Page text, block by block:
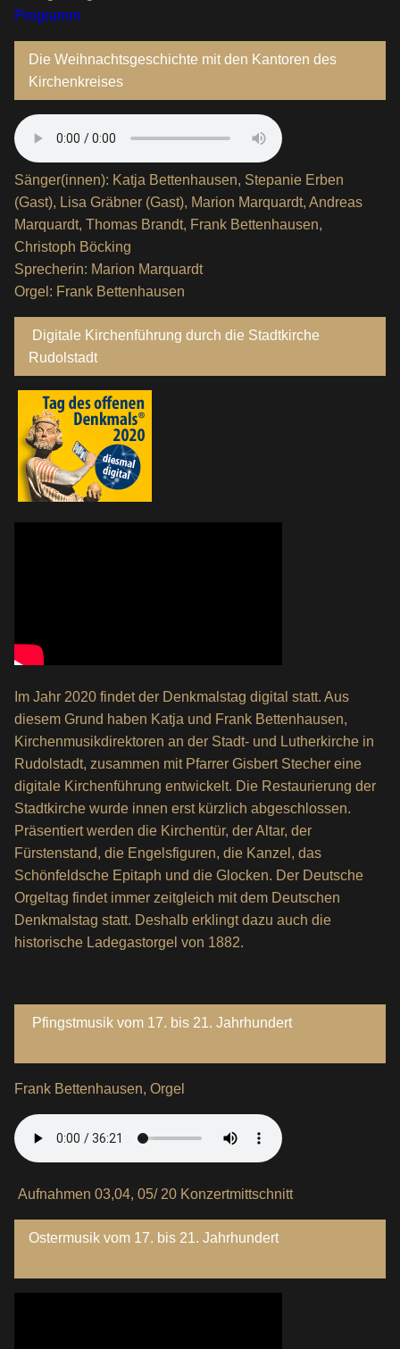
Programm
Die Weihnachtsgeschichte mit den Kantoren des
Kirchenkreises
Sänger(innen): Katja Bettenhausen, Stepanie Erben
(Gast), Lisa Gräbner (Gast), Marion Marquardt, Andreas
Marquardt, Thomas Brandt, Frank Bettenhausen,
Christoph Böcking
Sprecherin: Marion Marquardt
Orgel: Frank Bettenhausen
Digitale Kirchenführung durch die Stadtkirche
Rudolstadt
Im Jahr 2020 findet der Denkmalstag digital statt. Aus
diesem Grund haben Katja und Frank Bettenhausen,
Kirchenmusikdirektoren an der Stadt- und Lutherkirche in
Rudolstadt, zusammen mit Pfarrer Gisbert Stecher eine
digitale Kirchenführung entwickelt. Die Restaurierung der
Stadtkirche wurde innen erst kürzlich abgeschlossen.
Präsentiert werden die Kirchentür, der Altar, der
Fürstenstand, die Engelsfiguren, die Kanzel, das
Schönfeldsche Epitaph und die Glocken. Der Deutsche
Orgeltag findet immer zeitgleich mit dem Deutschen
Denkmalstag statt. Deshalb erklingt dazu auch die
historische Ladegastorgel von 1882.
Pfingstmusik vom 17. bis 21. Jahrhundert
Frank Bettenhausen, Orgel
Aufnahmen 03,04, 05/ 20 Konzertmittschnitt
Ostermusik vom 17. bis 21. Jahrhundert